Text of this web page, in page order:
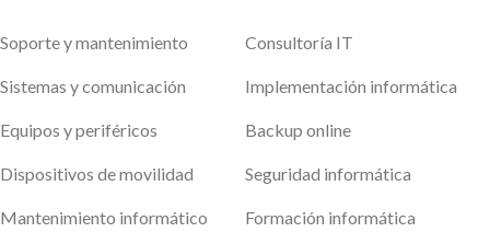
Soporte y mantenimiento
Sistemas y comunicación
Equipos y periféricos
Dispositivos de movilidad
Mantenimiento informático
Consultoría IT
Implementación informática
Backup online
Seguridad informática
Formación informática